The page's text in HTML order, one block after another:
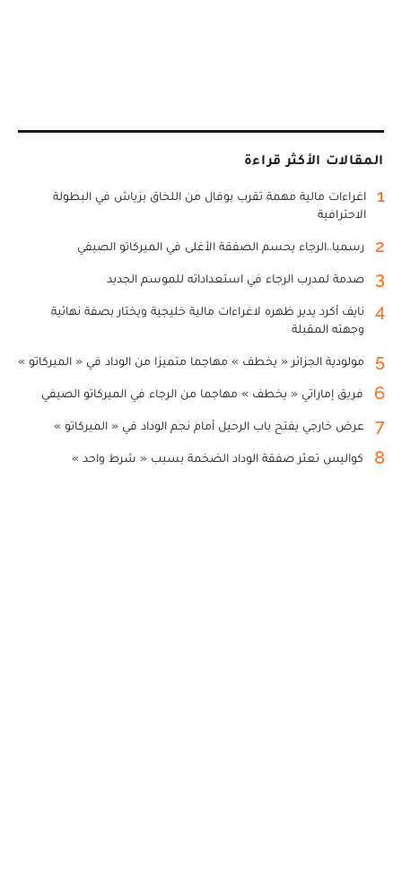
المقالات الأكثر قراءة
1
اغراءات مالية مهمة تقرب بوفال من اللحاق بزياش في البطولة
الاحترافية
2 رسميا..الرجاء يحسم الصفقة الأغلى في الميركاتو الصيفي
3 صدمة لمدرب الرجاء في استعداداته للموسم الجديد
4
نايف أكرد يدير ظهره لاغراءات مالية خليجية ويختار بصفة نهائية
وجهته المقبلة
5 مولودية الجزائر « يخطف » مهاجما متميزا من الوداد في « الميركاتو »
6 فريق إماراتي « يخطف » مهاجما من الرجاء في الميركاتو الصيفي
7 عرض خارجي يفتح باب الرحيل أمام نجم الوداد في « الميركاتو »
8 كواليس تعثر صفقة الوداد الضخمة بسبب « شرط واحد »